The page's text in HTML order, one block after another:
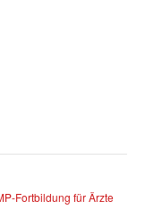
Fortbildung für Ärzte